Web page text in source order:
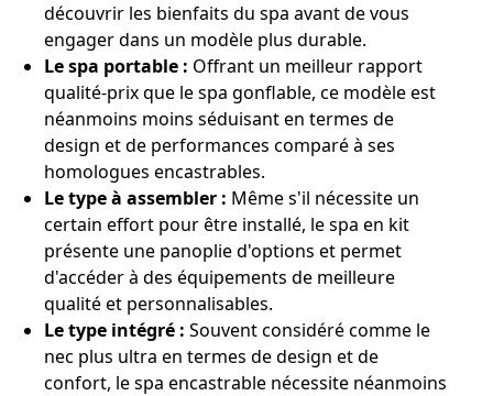
découvrir les bienfaits du spa avant de vous
engager dans un modèle plus durable.
Le spa portable : Offrant un meilleur rapport
qualité-prix que le spa gonflable, ce modèle est
néanmoins moins séduisant en termes de
design et de performances comparé à ses
homologues encastrables.
Le type à assembler : Même s'il nécessite un
certain effort pour être installé, le spa en kit
présente une panoplie d'options et permet
d'accéder à des équipements de meilleure
qualité et personnalisables.
Le type intégré : Souvent considéré comme le
nec plus ultra en termes de design et de
confort, le spa encastrable nécessite néanmoins